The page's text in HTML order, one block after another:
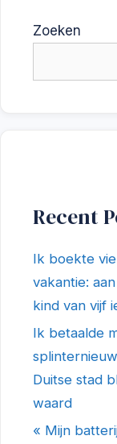
Zoeken
Recent
Ik boekte
vakantie:
kind van vijf
Ik betaalde
Duitse stad
waard
« Mijn